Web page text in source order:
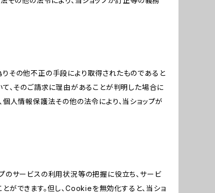
その他不正の手段により取得されたものであると
、そのご請求に理由があることが判明した場合に
人情報保護法その他の法令により、当ショップが
のサービスの利用状況等の把握に役立ち、サービ
できます。但し、Cookieを無効化すると、当ショ